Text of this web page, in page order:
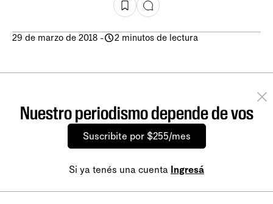
29 de marzo de 2018 - 2 minutos de lectura
Nuestro periodismo depende de vos
Suscribite por $255/mes
Si ya tenés una cuenta Ingresá